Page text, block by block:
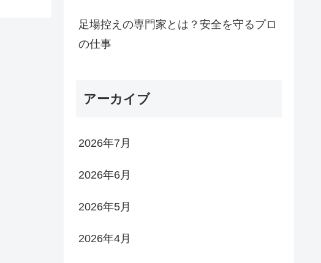
足場控えの専門家とは？安全を守るプロ
の仕事
アーカイブ
2026年7月
2026年6月
2026年5月
2026年4月